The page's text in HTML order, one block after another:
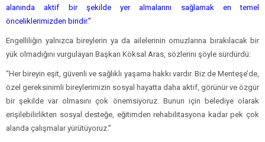
alanında aktif bir şekilde yer almalarını sağlamak en temel
önceliklerimizden biridir.”
Engelliliğin yalnızca bireylerin ya da ailelerinin omuzlarına bırakılacak bir
yük olmadığını vurgulayan Başkan Köksal Aras, sözlerini şöyle sürdürdü:
“Her bireyin eşit, güvenli ve sağlıklı yaşama hakkı vardır. Biz de Menteşe’de,
özel gereksinimli bireylerimizin sosyal hayatta daha aktif, görünür ve özgür
bir şekilde var olmasını çok önemsiyoruz. Bunun için belediye olarak
erişilebilirlikten sosyal desteğe, eğitimden rehabilitasyona kadar pek çok
alanda çalışmalar yürütüyoruz.”